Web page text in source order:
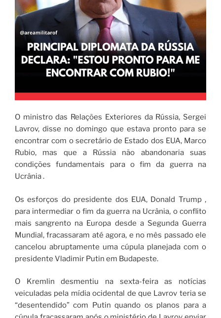
O ministro das Relações Exteriores da Rússia, Sergei
Lavrov, disse no domingo que estava pronto para se
encontrar com o secretário de Estado dos EUA, Marco
Rubio, mas que a Rússia não abandonaria suas
condições fundamentais para o fim da guerra na
Ucrânia .
Os esforços do presidente dos EUA, Donald Trump ,
para intermediar o fim da guerra na Ucrânia, o conflito
mais sangrento na Europa desde a Segunda Guerra
Mundial, fracassaram até agora, e no mês passado ele
cancelou abruptamente uma cúpula planejada com o
presidente Vladimir Putin em Budapeste.
O Kremlin desmentiu na sexta-feira as notícias
veiculadas pela mídia ocidental de que Lavrov teria se
“desentendido” com Putin quando os planos para a